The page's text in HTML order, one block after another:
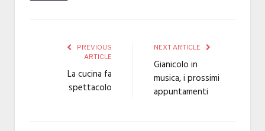
PREVIOUS
ARTICLE
La cucina fa
spettacolo
NEXT ARTICLE
Gianicolo in
musica, i prossimi
appuntamenti